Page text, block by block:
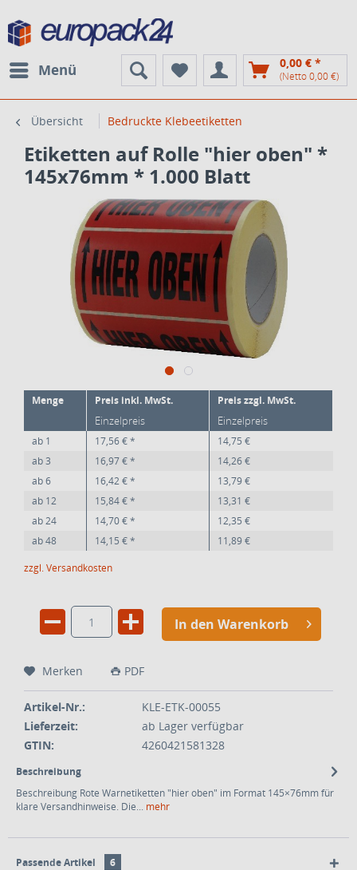
Menü 0,00 € *
(Netto 0,00 €)
Übersicht Bedruckte Klebeetiketten
Etiketten auf Rolle "hier oben" *
145x76mm * 1.000 Blatt
Menge Preis inkl. MwSt. Preis zzgl. MwSt.
Einzelpreis Einzelpreis
ab 1 17,56 € *
14,75 €
ab3 16,97 € *
14,26 €
ab6 16,42 € *
13,79 €
ab 12 15,84 € *
13,31 €
ab24 14,70 € *
12,35 €
ab48 14,15 € *
11,89 €
zzgl. Versandkosten
In den Warenkorb
Merken PDF
Artikel-Nr.:
KLE-ETK-00055
Lieferzeit:
ab Lager verfügbar
GTIN:
4260421581328
Beschreibung
Beschreibung Rote Warnetiketten "hier oben" im Format 145×76mm für
klare Versandhinweise. Die... mehr
Passende Artikel 6